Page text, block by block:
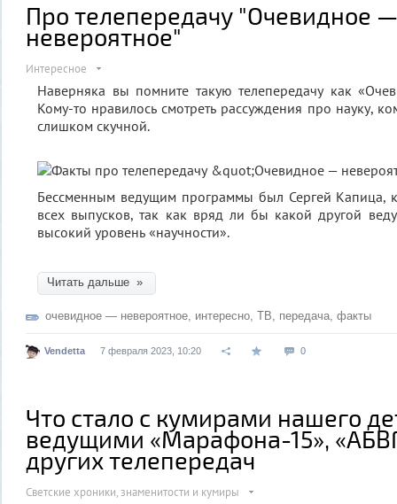
Про телепередачу "Очевидное —
невероятное"
Интересное
Наверняка вы помните такую телепередачу как
Кому-то нравилось смотреть рассуждения про науку,
слишком скучной.
Бессменным ведущим программы был Сергей Капица,
всех выпусков, так как вряд ли бы какой другой
высокий уровень «научности».
Читать дальше »
очевидное — невероятное, интересно, ТВ, передача, факты
Vendetta 7 февраля 2023, 10:20 0
Что стало с кумирами нашего
ведущими «Марафона-15»,
других телепередач
Светские хроники, знаменитости и кумиры